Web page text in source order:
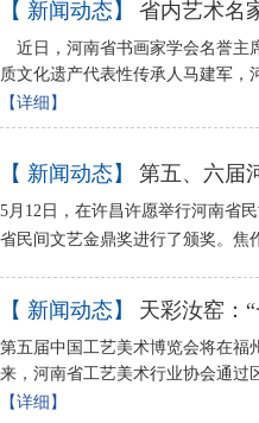
【 新闻动态】 省内艺术名
近日，河南省书画家学会名誉主
质文化遗产代表性传承人马建军，
【详细】
【 新闻动态】 第五、六届
5月12日，在许昌许愿举行河南省
省民间文艺金鼎奖进行了颁奖。
【 新闻动态】 天彩汝窑：
第五届中国工艺美术博览会将在福
来，河南省工艺美术行业协会通过
【详细】